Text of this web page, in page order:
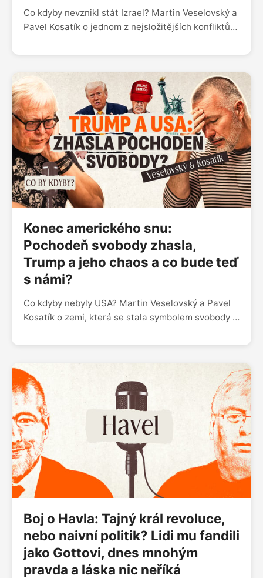
Co kdyby nevznikl stát Izrael? Martin Veselovský a
Pavel Kosatík o jednom z nejsložitějších konfliktů
na Madagaskaru nebo jinde ve světě? Proč se
sebe dokázaly žít? A proč je právě Česko jedním z
nejbližších spojenců Izraele?
Konec amerického snu:
Pochodeň svobody zhasla,
Trump a jeho chaos a co bude teď
s námi?
Co kdyby nebyly USA? Martin Veselovský a Pavel
Kosatík o zemi, která se stala symbolem svobody i
od ostatních států? Co by se stalo s Evropou,
velmoci? Nebo se to už děje? A nabízí Donald
Trump Americe nějakou budoucnost?
Boj o Havla: Tajný král revoluce,
nebo naivní politik? Lidi mu fandili
jako Gottovi, dnes mnohým
pravda a láska nic neříká